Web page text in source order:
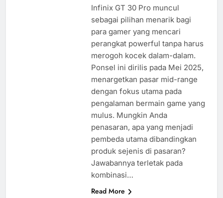
Infinix GT 30 Pro muncul
sebagai pilihan menarik bagi
para gamer yang mencari
perangkat powerful tanpa harus
merogoh kocek dalam-dalam.
Ponsel ini dirilis pada Mei 2025,
menargetkan pasar mid-range
dengan fokus utama pada
pengalaman bermain game yang
mulus. Mungkin Anda
penasaran, apa yang menjadi
pembeda utama dibandingkan
produk sejenis di pasaran?
Jawabannya terletak pada
kombinasi…
Read More